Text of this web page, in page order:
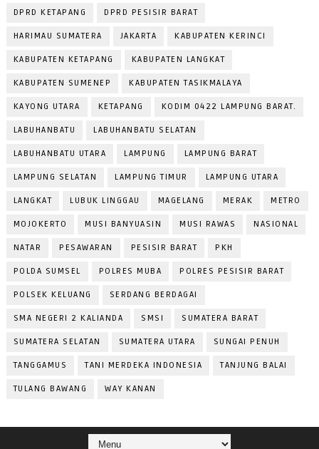
DPRD KETAPANG DPRD PESISIR BARAT
HARIMAU SUMATERA JAKARTA KABUPATEN KERINCI
KABUPATEN KETAPANG KABUPATEN LANGKAT
KABUPATEN SUMENEP KABUPATEN TASIKMALAYA
KAYONG UTARA KETAPANG KODIM 0422 LAMPUNG BARAT.
LABUHANBATU LABUHANBATU SELATAN
LABUHANBATU UTARA LAMPUNG LAMPUNG BARAT
LAMPUNG SELATAN LAMPUNG TIMUR LAMPUNG UTARA
LANGKAT LUBUK LINGGAU MAGELANG MERAK METRO
MOJOKERTO MUSI BANYUASIN MUSI RAWAS NASIONAL
NATAR PESAWARAN PESISIR BARAT PKH
POLDA SUMSEL POLRES MUBA POLRES PESISIR BARAT
POLSEK KELUANG SERDANG BERDAGAI
SMA NEGERI 2 KALIANDA SMSI SUMATERA BARAT
SUMATERA SELATAN SUMATERA UTARA SUNGAI PENUH
TANGGAMUS TANI MERDEKA INDONESIA TANJUNG BALAI
TULANG BAWANG WAY KANAN